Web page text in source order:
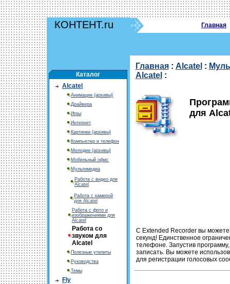
КОНТЕНТ.ru Главная
Каталог
Alcatel
Анимации (архивы)
Драйвера
Игры
Интернет
Картинки (архивы)
Компьютер и телефон
Мелодии (архивы)
Мобильный офис
Мультимедиа
Работа с видео для
Alcatel
Работа с камерой
для Alcatel
Работа с фото и
изображениями для
Alcatel
Работа со
звуком для
Alcatel
Полезные утилиты
Руководства
Темы
Fly
Главная: Alcatel :
Alcatel :
для
С Extended Recorder вы
секунд! Единственное
телефоне. Запустив
записать. Вы можете
для регистрации голосовых